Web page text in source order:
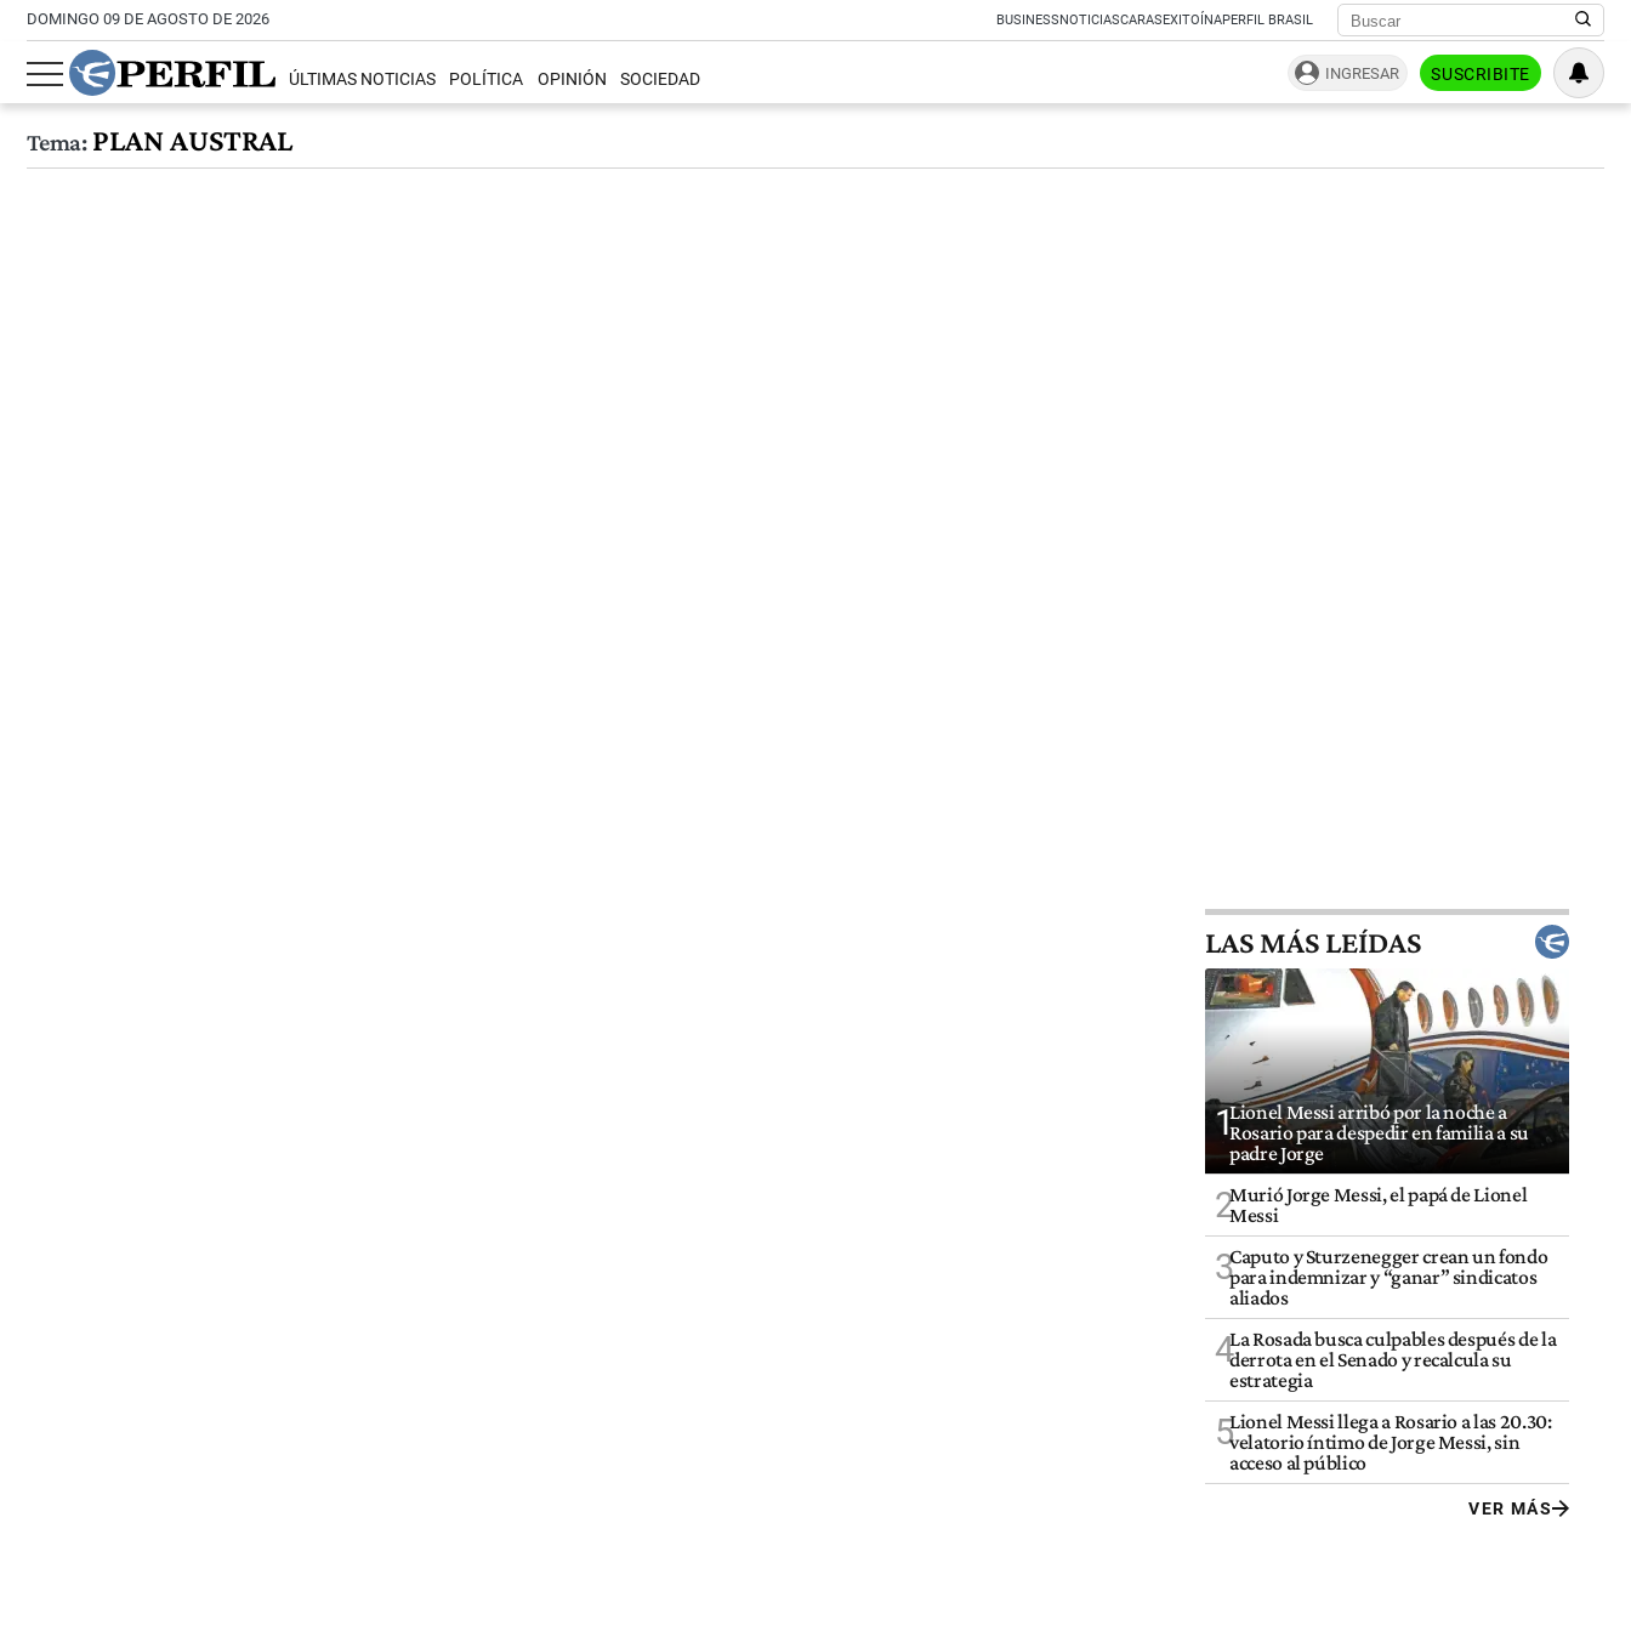
DOMINGO 09 DE AGOSTO DE 2026 BUSINESSNOTICIASCARASEXITOÍNAPERFIL BRASIL
ÚLTIMAS NOTICIAS POLÍTICA OPINIÓN SOCIEDAD INGRESAR SUSCRIBITE
Tema:PLAN AUSTRAL
LAS MÁS LEÍDAS
1Lionel Messi arribó por la noche a
Rosario para despedir en familia a su
padre Jorge
2Murió Jorge Messi, el papá de Lionel
Messi
3Caputo y Sturzenegger crean un fondo
para indemnizar y “ganar” sindicatos
aliados
4La Rosada busca culpables después de la
derrota en el Senado y recalcula su
estrategia
5Lionel Messi llega a Rosario a las 20.30:
velatorio íntimo de Jorge Messi, sin
acceso al público
VER MÁS